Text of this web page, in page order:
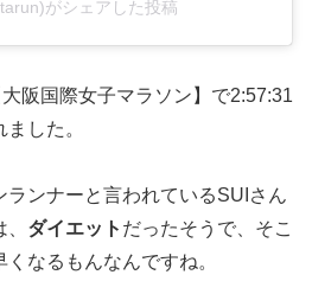
がシェアした投稿
阪国際女子マラソン】で2:57:31
した。
ンナーと言われているSUIさん
ダイエット だったそうで、そこ
なるもんなんですね。